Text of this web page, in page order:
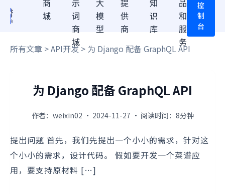
商
城
示
词
商
城
大
模
型
提
供
商
知
识
库
品
和
服
务
控
制
台
所有文章 >API开发> 为 Django 配备 GraphQL API
为 Django 配备 GraphQL API
作者：weixin02 · 2024-11-27 · 阅读时间：8分钟
提出问题 首先，我们先提出一个小小的需求，针对这
个小小的需求，设计代码。 假如要开发一个菜谱应
用，要支持原材料 […]